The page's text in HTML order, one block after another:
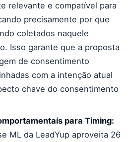
relevante e compatível para
precisamente por que
coletados naquele
Isso garante que a proposta
de consentimento
com a intenção atual
chave do consentimento
para Timing:
ML da LeadYup aproveita 26